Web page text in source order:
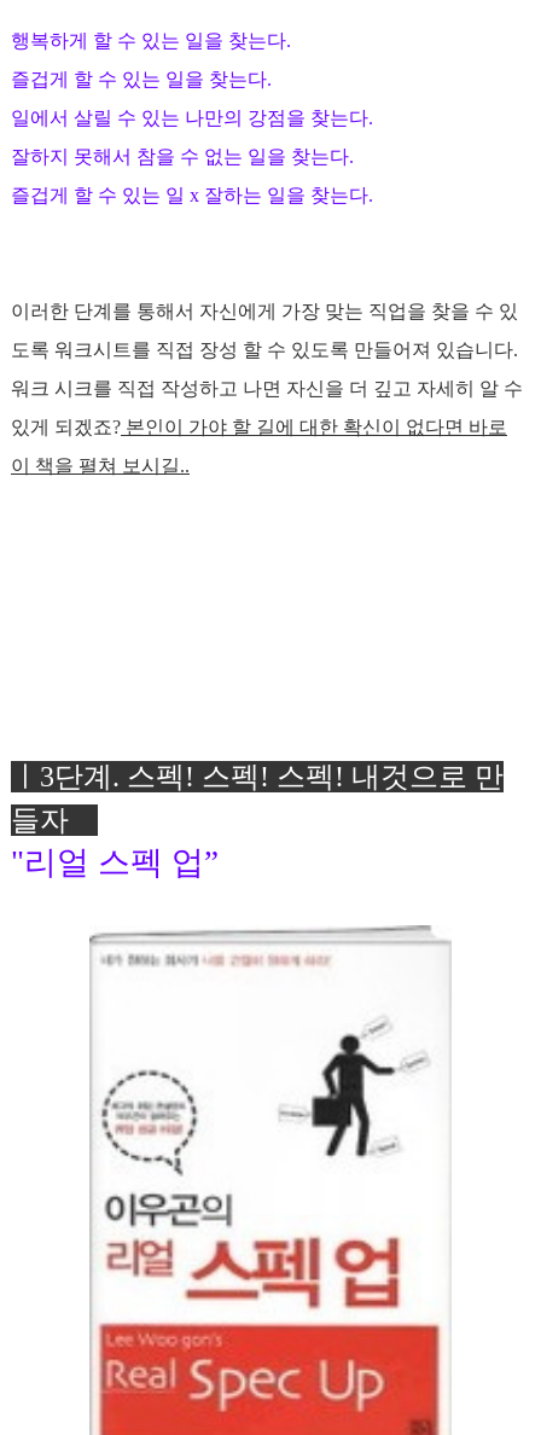
행복하게 할 수 있는 일을 찾는다.
즐겁게 할 수 있는 일을 찾는다.
일에서 살릴 수 있는 나만의 강점을 찾는다.
잘하지 못해서 참을 수 없는 일을 찾는다.
즐겁게 할 수 있는 일 x 잘하는 일을 찾는다.
이러한 단계를 통해서 자신에게 가장 맞는 직업을 찾을 수 있
도록 워크시트를 직접 장성 할 수 있도록 만들어져 있습니다.
워크 시크를 직접 작성하고 나면 자신을 더 깊고 자세히 알 수
있게 되겠죠? 본인이 가야 할 길에 대한 확신이 없다면 바로
이 책을 펼쳐 보시길..
ㅣ3단계 . 스펙! 스펙! 스펙! 내것으로 만
들자
"리얼 스펙 업”